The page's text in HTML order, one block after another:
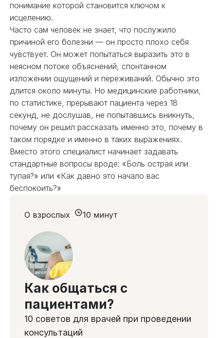
понимание которой становится ключом к
исцелению.
Часто сам человек не знает, что послужило
причиной его болезни — он просто плохо себя
чувствует. Он может попытаться выразить это в
неясном потоке объяснений, спонтанном
изложении ощущений и переживаний. Обычно это
длится около минуты. Но медицинские работники,
по статистике, прерывают пациента через 18
секунд, не дослушав, не попытавшись вникнуть,
почему он решил рассказать именно это, почему в
таком порядке и именно в таких выражениях.
Вместо этого специалист начинает задавать
стандартные вопросы вроде: «Боль острая или
тупая?» или «Как давно это начало вас
беспокоить?»
Как общаться с
пациентами?
10 советов для врачей при проведении
консультаций
О взрослых 10 минут